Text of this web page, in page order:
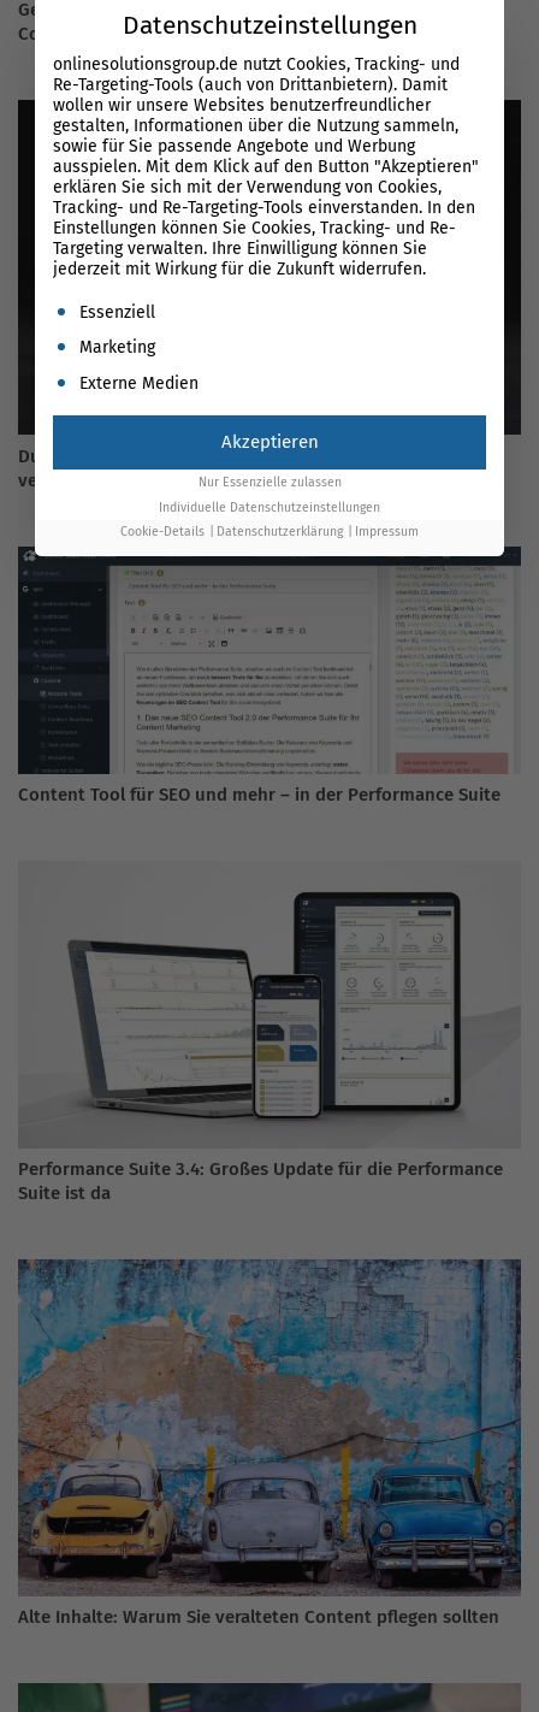
Geliefert wie bestellt? Übersetzte Plagiate anstatt Unique
Content
Duplicate und Near Duplicate Content, wie kann er
vermieden werden?
Content Tool für SEO und mehr – in der Performance Suite
Performance Suite 3.4: Großes Update für die Performance
Suite ist da
Alte Inhalte: Warum Sie veralteten Content pflegen sollten
Datenschutzeinstellungen
onlinesolutionsgroup.de nutzt Cookies, Tracking- und
Re-Targeting-Tools (auch von Drittanbietern). Damit
wollen wir unsere Websites benutzerfreundlicher
gestalten, Informationen über die Nutzung sammeln,
sowie für Sie passende Angebote und Werbung
ausspielen. Mit dem Klick auf den Button "Akzeptieren"
erklären Sie sich mit der Verwendung von Cookies,
Tracking- und Re-Targeting-Tools einverstanden. In den
Einstellungen können Sie Cookies, Tracking- und Re-
Targeting verwalten. Ihre Einwilligung können Sie
jederzeit mit Wirkung für die Zukunft widerrufen.
Es folgt eine Liste der Service-Gruppen, für die eine
Essenziell
Marketing
Externe Medien
Akzeptieren
Nur Essenzielle zulassen
Individuelle Datenschutzeinstellungen
Cookie-Details
Datenschutzerklärung Impressum